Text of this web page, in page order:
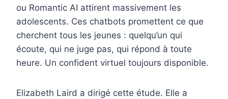
ou Romantic AI attirent massivement les
adolescents. Ces chatbots promettent ce que
cherchent tous les jeunes : quelqu’un qui
écoute, qui ne juge pas, qui répond à toute
heure. Un confident virtuel toujours disponible.
Elizabeth Laird a dirigé cette étude. Elle a